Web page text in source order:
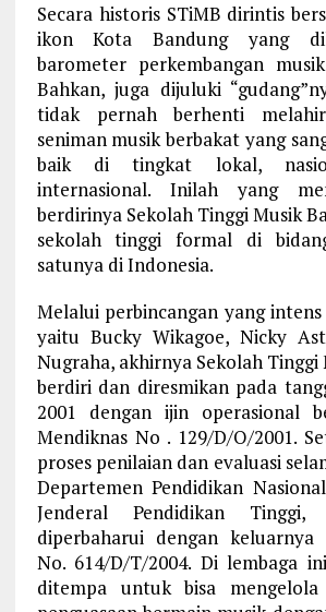
Secara historis STiMB dirintis
ikon Kota Bandung yang
barometer perkembangan
Bahkan, juga dijuluki
tidak pernah berhenti
seniman musik berbakat yang
baik di tingkat lokal,
internasional. Inilah yang
berdirinya Sekolah Tinggi Musik
sekolah tinggi formal di
satunya di Indonesia.
Melalui perbincangan yang
yaitu Bucky Wikagoe, Nicky
Nugraha, akhirnya Sekolah Tinggi
berdiri dan diresmikan pada
2001 dengan ijin operasional
Mendiknas No . 129/D/O/2001.
proses penilaian dan evaluasi
Departemen Pendidikan
Jenderal Pendidikan
diperbaharui dengan keluarnya
No. 614/D/T/2004. Di lembaga
ditempa untuk bisa mengelola